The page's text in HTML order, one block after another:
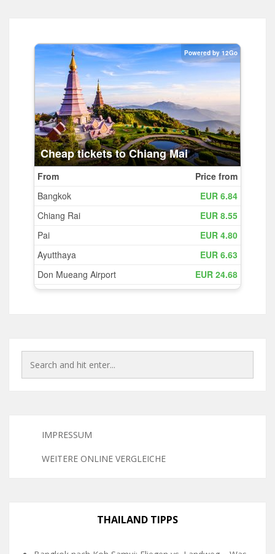
IMPRESSUM
WEITERE ONLINE VERGLEICHE
THAILAND TIPPS